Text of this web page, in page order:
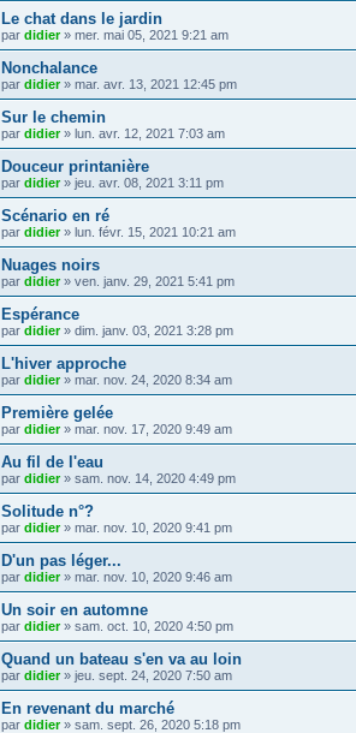
Le chat dans le jardin
par didier» mer. mai 05, 2021 9:21 am
Nonchalance
par didier» mar. avr. 13, 2021 12:45 pm
Sur le chemin
par didier» lun. avr. 12, 2021 7:03 am
Douceur printanière
par didier» jeu. avr. 08, 2021 3:11 pm
Scénario en ré
par didier» lun. févr. 15, 2021 10:21 am
Nuages noirs
par didier» ven. janv. 29, 2021 5:41 pm
Espérance
par didier» dim. janv. 03, 2021 3:28 pm
L'hiver approche
par didier» mar. nov. 24, 2020 8:34 am
Première gelée
par didier» mar. nov. 17, 2020 9:49 am
Au fil de l'eau
par didier» sam. nov. 14, 2020 4:49 pm
Solitude n°?
par didier» mar. nov. 10, 2020 9:41 pm
D'un pas léger...
par didier» mar. nov. 10, 2020 9:46 am
Un soir en automne
par didier» sam. oct. 10, 2020 4:50 pm
Quand un bateau s'en va au loin
par didier» jeu. sept. 24, 2020 7:50 am
En revenant du marché
par didier» sam. sept. 26, 2020 5:18 pm